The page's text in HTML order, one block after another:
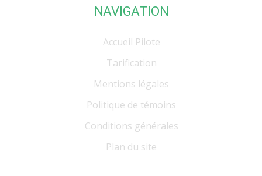
NAVIGATION
Accueil Pilote
Tarification
Mentions légales
Politique de témoins
Conditions générales
Plan du site